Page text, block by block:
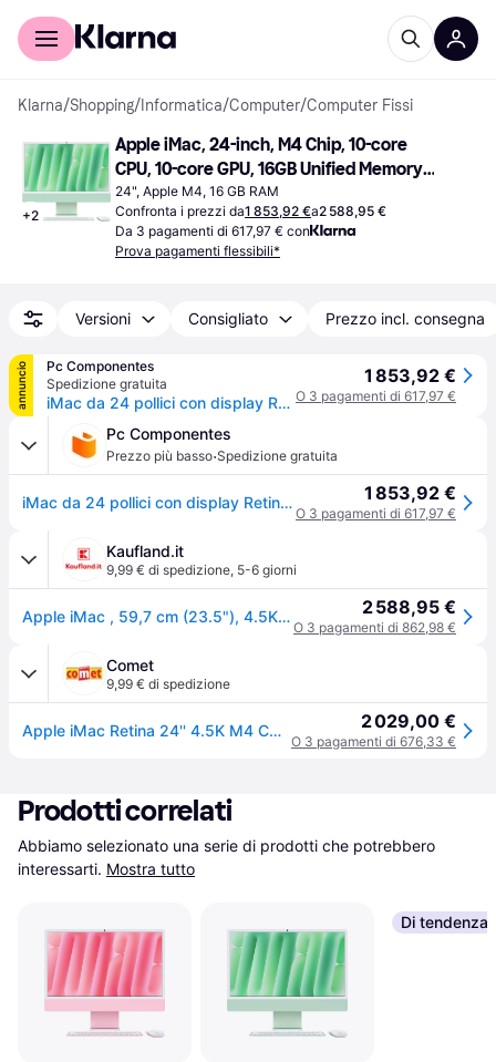
Per il tuo shopping
Klarna/Shopping/ Informatica/Computer/Computer Fissi
+2
Apple iMac, 24-inch, M4 Chip, 10-core
CPU, 10-core GPU, 16GB Unified Memory,
256GB SSD Storage Standard Glass
Green
24", Apple M4, 16 GB RAM
Confronta i prezzi da1 853,92 €a2 588,95 €
Da 3 pagamenti di 617,97 € con
Prova pagamenti flessibili*
Versioni Consigliato Prezzo incl. consegna
annuncio
Pc Componentes
Spedizione gratuita
iMac da 24 pollici con display Retina 4,5K: chip Apple M4 con CPU a 10 core e GPU a 10 core, SSD da 16 GB, 256 GB - Verde
1 853,92 €
O 3 pagamenti di 617,97 €
Pc Componentes
Prezzo più basso·Spedizione gratuita
iMac da 24 pollici con display Retina 4,5K: chip Apple M4 con CPU a 10 core e GPU a 10 core, SSD da 16 GB, 256 GB - Verde 1 853,92 €
O 3 pagamenti di 617,97 €
Kaufland.it
9,99 € di spedizione, 5-6 giorni
Apple iMac , 59,7 cm (23.5"), 4.5K Ultra HD, Apple M, 16 GB, 256 GB, macOS Sequoia 2 588,95 €
O 3 pagamenti di 862,98 €
Comet
9,99 € di spedizione
Apple iMac Retina 24'' 4.5K M4 CORE 10 CPU 10 GPU 16/ 256GB Green 2 029,00 €
O 3 pagamenti di 676,33 €
Prodotti correlati
Abbiamo selezionato una serie di prodotti che potrebbero
interessarti. Mostra tutto
Di tendenza